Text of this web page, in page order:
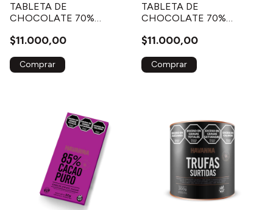
TABLETA DE
CHOCOLATE 70%
$11.000,00
TABLETA DE
CHOCOLATE 70%
ALMENDRAS
$11.000,00